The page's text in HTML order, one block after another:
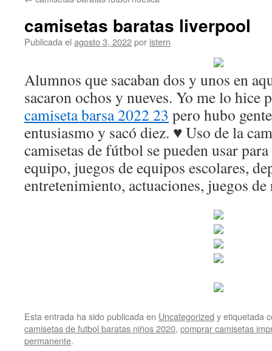
camisetas baratas liverpool
Publicada el agosto 3, 2022por istern
Alumnos que sacaban dos y unos en
sacaron ochos y nueves. Yo me lo hice
camiseta barsa 2022 23 pero hubo
entusiasmo y sacó diez. ♥ Uso de la
camisetas de fútbol se pueden usar
equipo, juegos de equipos escolares,
entretenimiento, actuaciones, juegos
Esta entrada ha sido publicada en Uncategorized y etiquetada
camisetas de futbol baratas niños 2020, comprar camisetas
permanente.